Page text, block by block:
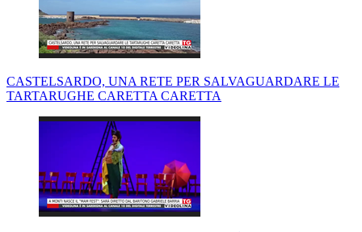
CASTELSARDO, UNA RETE PER SALVAGUARDARE LE
TARTARUGHE CARETTA CARETTA